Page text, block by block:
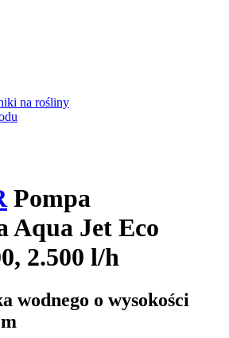
na rośliny
Pompa
Aqua Jet Eco
2.500 l/h
wodnego o wysokości